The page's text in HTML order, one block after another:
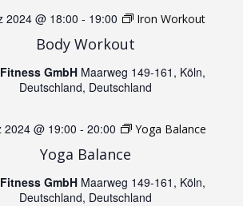
l
t
n
g
Body Workout
2024 @ 18:00 - 19:00 Iron Workout
GmbH Maarweg 149-161, Köln,
Deutschland, Deutschland
Yoga Balance
2024 @ 19:00 - 20:00 Yoga Balance
GmbH Maarweg 149-161, Köln,
Deutschland, Deutschland